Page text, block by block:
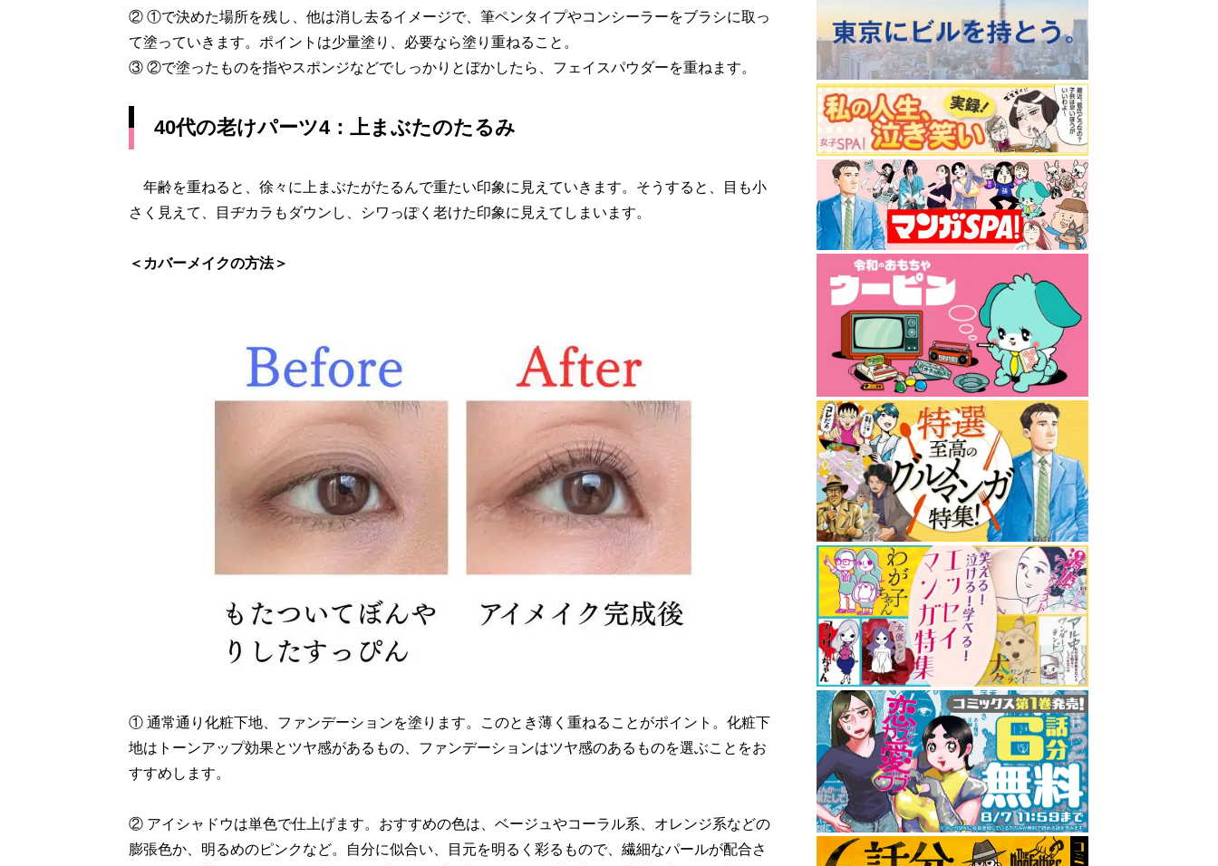
② ①で決めた場所を残し、他は消し去るイメージで、筆ペンタイプやコンシーラーをブラシに取っ
て塗っていきます。ポイントは少量塗り、必要なら塗り重ねること。
③ ②で塗ったものを指やスポンジなどでしっかりとぼかしたら、フェイスパウダーを重ねます。
40代の老けパーツ4：上まぶたのたるみ
年齢を重ねると、徐々に上まぶたがたるんで重たい印象に見えていきます。そうすると、目も小
さく見えて、目ヂカラもダウンし、シワっぽく老けた印象に見えてしまいます。
＜カバーメイクの方法＞
① 通常通り化粧下地、ファンデーションを塗ります。このとき薄く重ねることがポイント。化粧下
地はトーンアップ効果とツヤ感があるもの、ファンデーションはツヤ感のあるものを選ぶことをお
すすめします。
② アイシャドウは単色で仕上げます。おすすめの色は、ベージュやコーラル系、オレンジ系などの
膨張色か、明るめのピンクなど。自分に似合い、目元を明るく彩るもので、繊細なパールが配合さ